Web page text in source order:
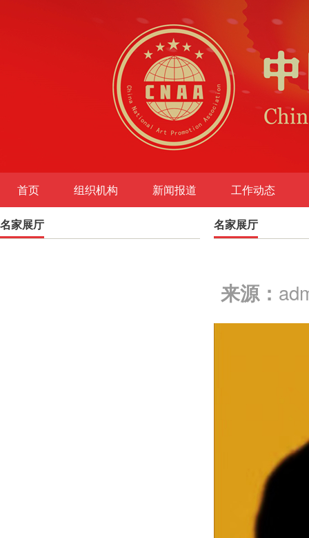
首页 组织机构 新闻报道 工作动态
图书出版
名家展厅 名家展厅
来源：